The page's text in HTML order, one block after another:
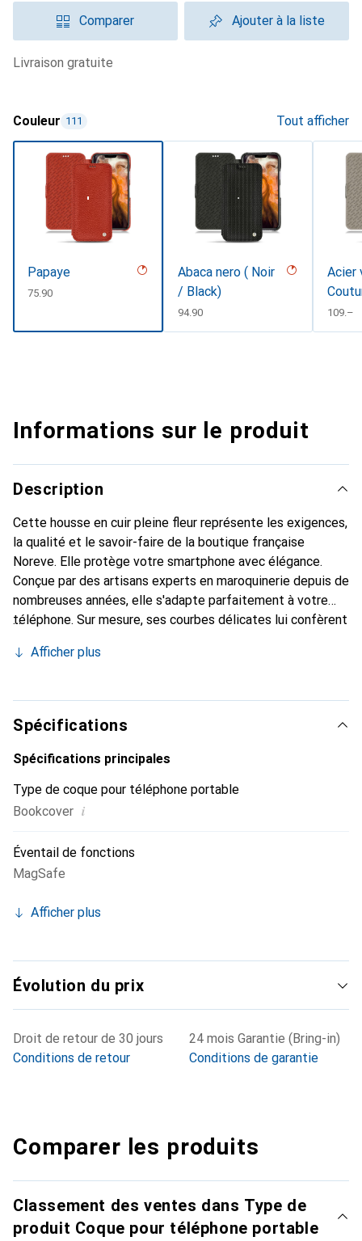
Comparer Ajouter à la liste
livraison gratuite
Couleur 111 Tout afficher
Papaye
CHF
75.90
Abaca nero ( Noir
/ Black)
CHF
94.90
Acier
CHF
109.–
Informations sur le produit
Description
Cette housse en cuir pleine fleur représente les exigences,
la qualité et le savoir-faire de la boutique française
Noreve. Elle protège votre smartphone avec élégance.
Conçue par des artisans experts en maroquinerie depuis de
nombreuses années, elle s'adapte parfaitement à votre
téléphone. Sur mesure, ses courbes délicates lui confèrent
et indispensable de votre smartphone. Reconnu
marque Noreve est un choix sûr pour une clientèle
exigeante.
Afficher plus
Spécifications
Spécifications principales
Type de coque pour téléphone portable
Bookcover i
Éventail de fonctions
MagSafe
Afficher plus
Évolution du prix
Droit de retour de 30 jours
Conditions de retour
24 mois Garantie (Bring-in)
Conditions de garantie
Comparer les produits
Classement des ventes dans Type de
produit Coque pour téléphone portable